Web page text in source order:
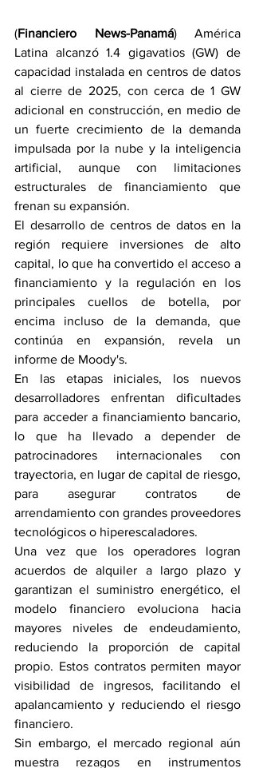
(Financiero News-Panamá) América
Latina alcanzó 1.4 gigavatios (GW) de
capacidad instalada en centros de datos
al cierre de 2025, con cerca de 1 GW
adicional en construcción, en medio de
un fuerte crecimiento de la demanda
impulsada por la nube y la inteligencia
artificial, aunque con limitaciones
estructurales de financiamiento que
frenan su expansión.
El desarrollo de centros de datos en la
región requiere inversiones de alto
capital, lo que ha convertido el acceso a
financiamiento y la regulación en los
principales cuellos de botella, por
encima incluso de la demanda, que
continúa en expansión, revela un
informe de Moody's.
En las etapas iniciales, los nuevos
desarrolladores enfrentan dificultades
para acceder a financiamiento bancario,
lo que ha llevado a depender de
patrocinadores internacionales con
trayectoria, en lugar de capital de riesgo,
para asegurar contratos de
arrendamiento con grandes proveedores
tecnológicos o hiperescaladores.
Una vez que los operadores logran
acuerdos de alquiler a largo plazo y
garantizan el suministro energético, el
modelo financiero evoluciona hacia
mayores niveles de endeudamiento,
reduciendo la proporción de capital
propio. Estos contratos permiten mayor
visibilidad de ingresos, facilitando el
apalancamiento y reduciendo el riesgo
financiero.
Sin embargo, el mercado regional aún
muestra rezagos en instrumentos